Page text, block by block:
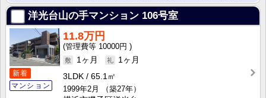
洋光台山の手マンション 106号室
新着
マンション
11.8万円
10000円
1ヶ月
1ヶ月
3LDK
65.1㎡
1999年2月
（築27年）